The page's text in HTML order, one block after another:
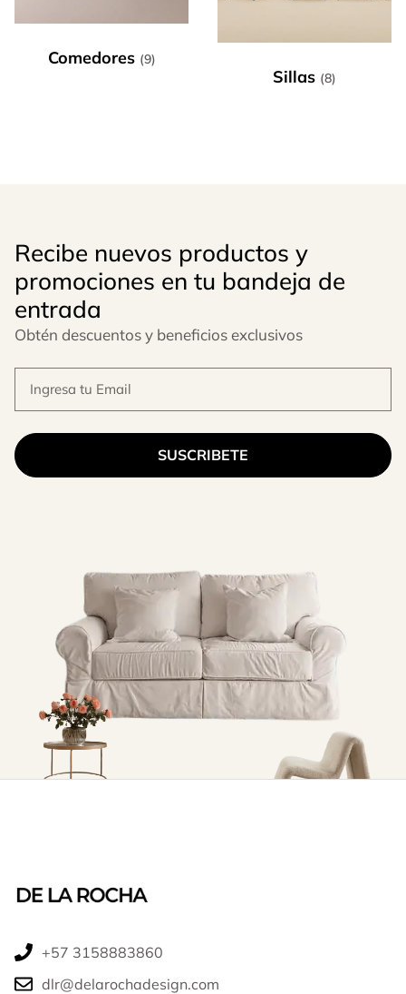
Comedores (9)
Sillas (8)
Recibe nuevos productos y
promociones en tu bandeja de
entrada
Obtén descuentos y beneficios exclusivos
SUSCRIBETE
+57 3158883860​
dlr@delarochadesign.com